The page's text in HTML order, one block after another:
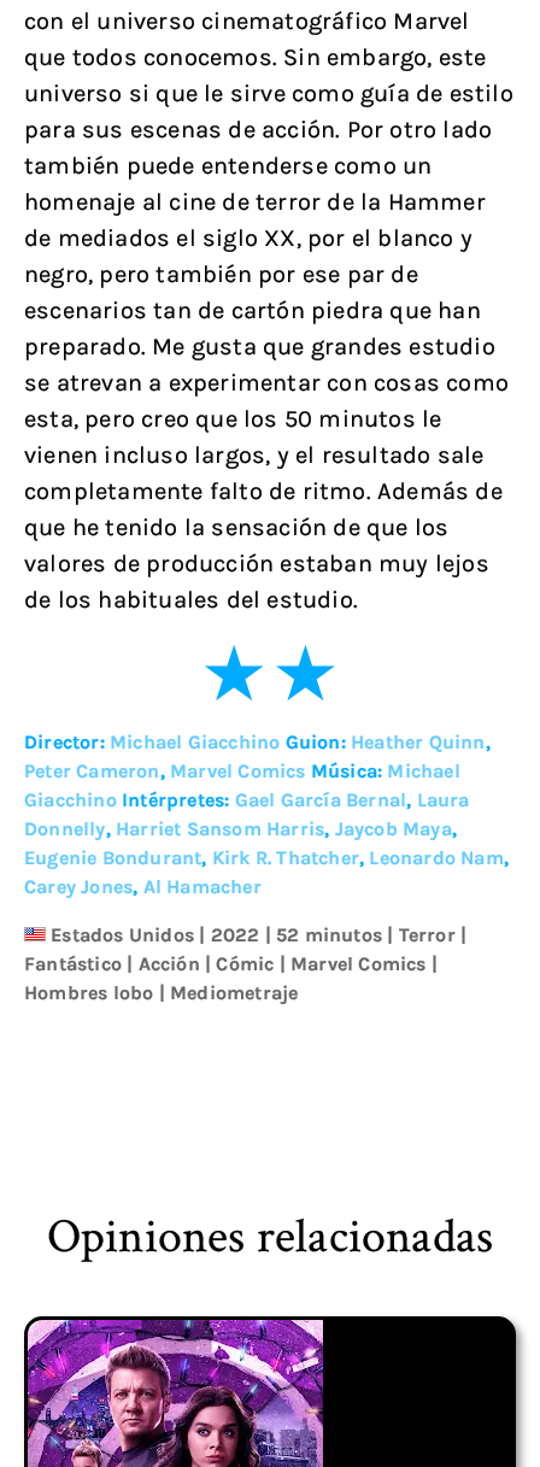
con el universo cinematográfico Marvel
que todos conocemos. Sin embargo, este
universo si que le sirve como guía de estilo
para sus escenas de acción. Por otro lado
también puede entenderse como un
homenaje al cine de terror de la Hammer
de mediados el siglo XX, por el blanco y
negro, pero también por ese par de
escenarios tan de cartón piedra que han
preparado. Me gusta que grandes estudio
se atrevan a experimentar con cosas como
esta, pero creo que los 50 minutos le
vienen incluso largos, y el resultado sale
completamente falto de ritmo. Además de
que he tenido la sensación de que los
valores de producción estaban muy lejos
de los habituales del estudio.
Director: Michael Giacchino Guion: Heather Quinn,
Peter Cameron, Marvel Comics Música: Michael
Giacchino Intérpretes: Gael García Bernal, Laura
Donnelly, Harriet Sansom Harris, Jaycob Maya,
Eugenie Bondurant, Kirk R. Thatcher, Leonardo Nam,
Carey Jones, Al Hamacher
Estados Unidos | 2022 | 52 minutos | Terror|
Fantástico | Acción |Cómic | Marvel Comics |
Hombres lobo | Mediometraje
Opiniones relacionadas